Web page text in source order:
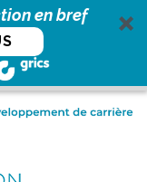
en bref